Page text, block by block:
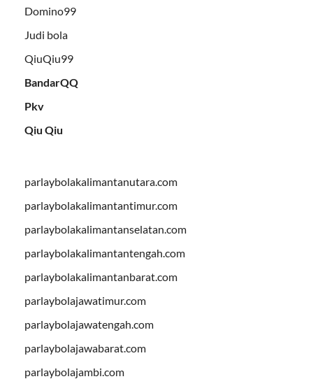
Domino99
Judi bola
QiuQiu99
BandarQQ
Pkv
Qiu Qiu
parlaybolakalimantanutara.com
parlaybolakalimantantimur.com
parlaybolakalimantanselatan.com
parlaybolakalimantantengah.com
parlaybolakalimantanbarat.com
parlaybolajawatimur.com
parlaybolajawatengah.com
parlaybolajawabarat.com
parlaybolajambi.com